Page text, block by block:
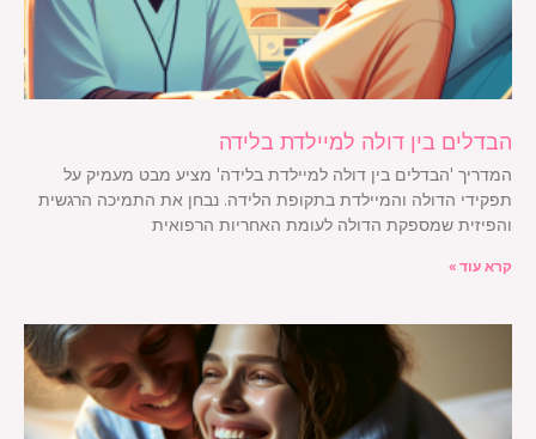
הבדלים בין דולה למיילדת בלידה
המדריך 'הבדלים בין דולה למיילדת בלידה' מציע מבט מעמיק על
תפקידי הדולה והמיילדת בתקופת הלידה. נבחן את התמיכה הרגשית
והפיזית שמספקת הדולה לעומת האחריות הרפואית
קרא עוד »